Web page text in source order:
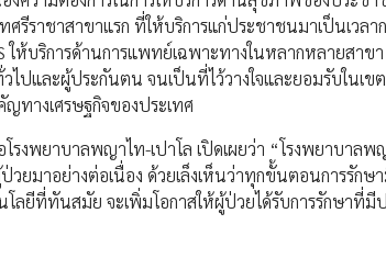
ศรีราชาสาขาแรก ที่ให้บริการแก่ประชาชนมาเป็นเวล
ให้บริการด้านการแพทย์เฉพาะทางในหลากหลายสาข
ละผู้ประกันตน จนเป็นที่ไว้วางใจและยอมรับในเขต
ทางเศรษฐกิจของประเทศ
รงพยาบาลพญาไท-เปาโล เปิดเผยว่า “โรงพยาบาล
ยมาอย่างต่อเนื่อง ด้วยเล็งเห็นว่าทุกขั้นตอนการรัก
ลยีที่ทันสมัย จะเพิ่มโอกาสให้ผู้ป่วยได้รับการรักษาที่